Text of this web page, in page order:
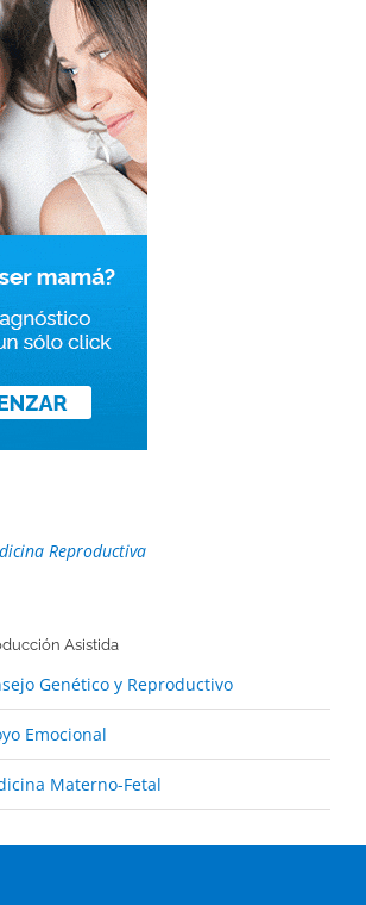
Reproductiva
Asistida
Genético y Reproductivo
Emocional
Materno-Fetal